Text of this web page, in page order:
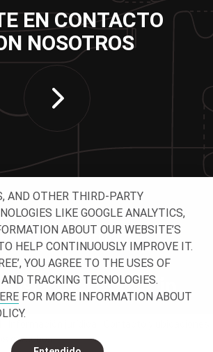
EN CONTACTO
NOSOTROS
derechos.
AND OTHER THIRD-PARTY
LIKE GOOGLE ANALYTICS,
ABOUT OUR WEBSITE’S
HELP CONTINUOUSLY IMPROVE IT.
YOU AGREE TO THE USES OF
TRACKING TECNOLOGIES.
FOR MORE INFORMATION ABOUT